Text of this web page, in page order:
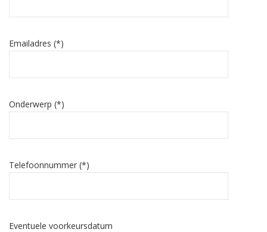
Emailadres (*)
Onderwerp (*)
Telefoonnummer (*)
Eventuele voorkeursdatum